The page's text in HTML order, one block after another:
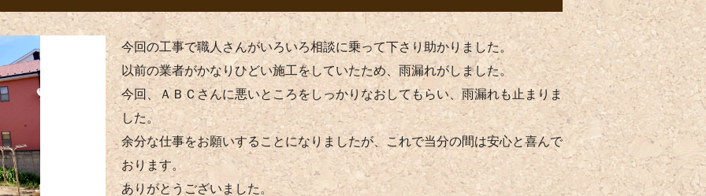
今回の工事で職人さんがいろいろ相談に乗って下さり助かりました。
以前の業者がかなりひどい施工をしていたため、雨漏れがしました。
今回、ＡＢＣさんに悪いところをしっかりなおしてもらい、雨漏れも止まりま
した。
余分な仕事をお願いすることになりましたが、これで当分の間は安心と喜んで
おります。
ありがとうございました。